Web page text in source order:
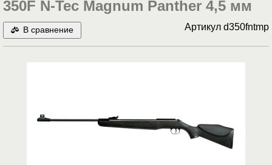
350F N-Tec Magnum Panther 4,5 мм
В сравнение Артикул d350fntmp